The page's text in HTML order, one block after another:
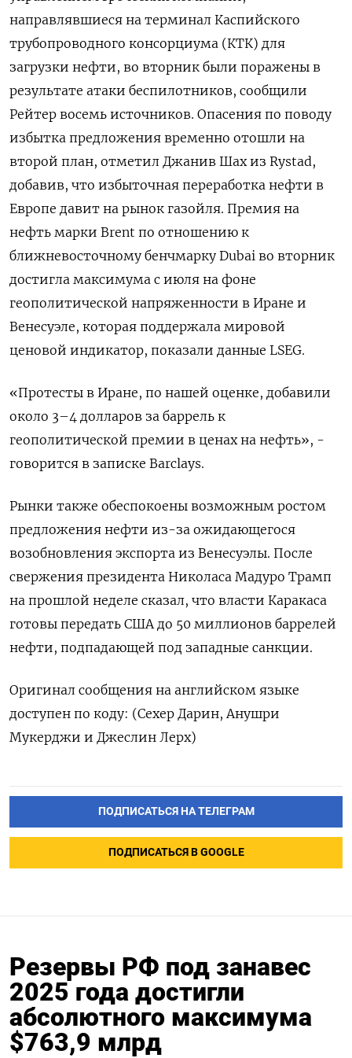
направлявшиеся на терминал Каспийского
⁠трубопроводного консорциума (КТК) для
загрузки нефти, во вторник ‍были поражены в
результате атаки беспилотников, сообщили
Рейтер восемь источников. Опасения по поводу
избытка предложения временно ‌отошли на
второй план, отметил Джанив Шах из Rystad,
добавив, что избыточная переработка нефти в
Европе давит на рынок газойля. Премия на
нефть марки Brent по отношению к
ближневосточному бенчмарку Dubai во вторник
достигла максимума с июля на фоне
геополитической напряженности в Иране и
Венесуэле, которая поддержала мировой
ценовой индикатор, показали данные LSEG.
«Протесты в Иране, по нашей оценке, добавили
‍около 3–4 долларов за ‍баррель к
геополитической премии в ценах на нефть», -
говорится в записке Barclays.
Рынки также обеспокоены возможным ростом
предложения нефти из-‍за ожидающегося
возобновления экспорта из Венесуэлы. После
свержения президента Николаса Мадуро Трамп
на прошлой неделе сказал, что власти Каракаса
готовы передать США до 50 миллионов баррелей
нефти, подпадающей ⁠под западные санкции.
Оригинал сообщения на английском языке
доступен по коду: (Сехер Дарин, Анушри
Мукерджи и Джеслин Лерх)
ПОДПИСАТЬСЯ НА ТЕЛЕГРАМ
ПОДПИСАТЬСЯ В GOOGLE
Резервы РФ под занавес
2025 года достигли
абсолютного максимума
$763,9 млрд